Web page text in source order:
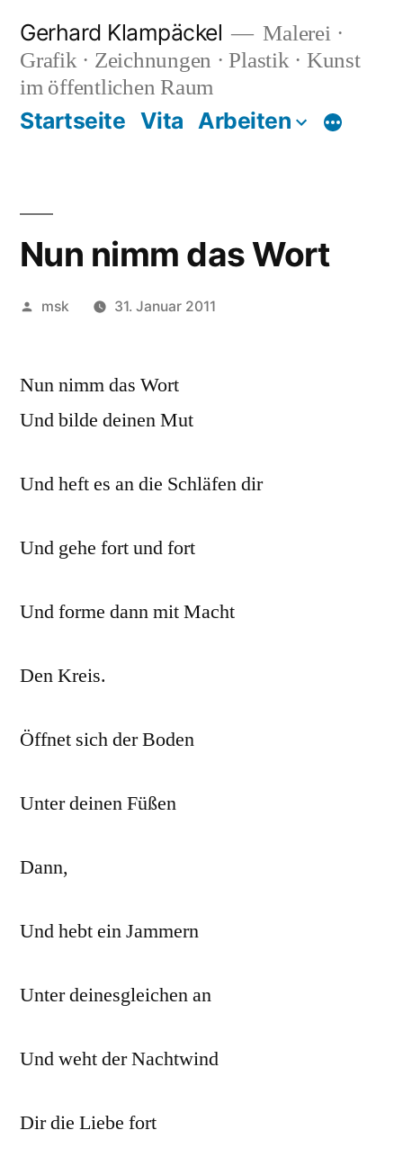
Inhalt
springen
Gerhard Klampäckel
Malerei ·
Grafik · Zeichnungen · Plastik · Kunst
im öffentlichen Raum
Startseite Vita Arbeiten Mehr
Nun nimm das Wort
Veröffentlicht
msk 31. Januar 2011
Nun nimm das Wort
Und bilde deinen Mut
Und heft es an die Schläfen dir
Und gehe fort und fort
Und forme dann mit Macht
Den Kreis.
Öffnet sich der Boden
Unter deinen Füßen
Dann,
Und hebt ein Jammern
Unter deinesgleichen an
Und weht der Nachtwind
Dir die Liebe fort